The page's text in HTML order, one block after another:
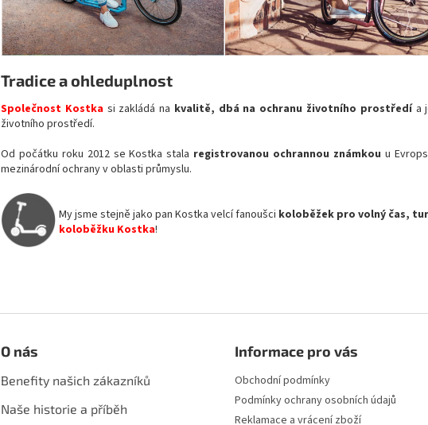
Tradice a ohleduplnost
Společnost Kostkasi zakládá na kvalitě, dbá na ochranu životního prostředía
životního prostředí.
Od počátku roku 2012 se Kostka stala registrovanou ochrannou známkou u
mezinárodní ochrany v oblasti průmyslu.
My jsme stejně jako pan Kostka velcí fanoušci koloběžek pro volný čas,
koloběžku Kostka!
O nás
Benefity našich zákazníků
Naše historie a příběh
Informace pro vás
Obchodní podmínky
Podmínky ochrany osobních údajů
Reklamace a vrácení zboží